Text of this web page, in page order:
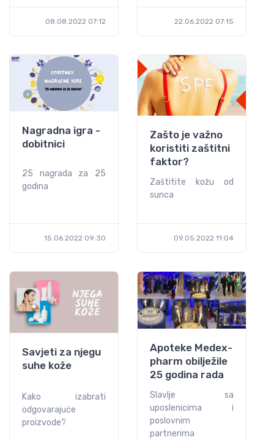
08.08.2022 07:12 22.06.2022 07:15
Nagradna igra -
dobitnici
25 nagrada za 25
godina
15.06.2022 09:30
Zašto je važno
koristiti zaštitni
faktor?
Zaštitite kožu od
sunca
09.05.2022 11:04
Savjeti za njegu
suhe kože
Kako izabrati
odgovarajuće
proizvode?
Apoteke Medex-
pharm obilježile
25 godina rada
Slavlje sa
uposlenicima i
poslovnim
partnerima